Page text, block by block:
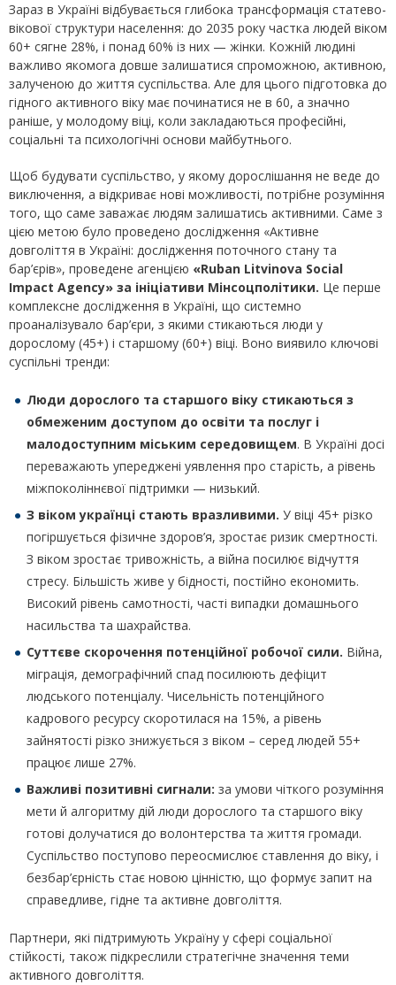
Зараз в Україні відбувається глибока трансформація статево-
вікової структури населення: до 2035 року частка людей віком
60+ сягне 28%, і понад 60% із них — жінки. Кожній людині
важливо якомога довше залишатися спроможною, активною,
залученою до життя суспільства. Але для цього підготовка до
гідного активного віку має починатися не в 60, а значно
раніше, у молодому віці, коли закладаються професійні,
соціальні та психологічні основи майбутнього.
Щоб будувати суспільство, у якому дорослішання не веде до
виключення, а відкриває нові можливості, потрібне розуміння
того, що саме заважає людям залишатись активними. Саме з
цією метою було проведено дослідження «Активне
довголіття в Україні: дослідження поточного стану та
бар’єрів», проведене агенцією «Ruban Litvinova Social
Impact Agenсy» за ініціативи Мінсоцполітики. Це перше
комплексне дослідження в Україні, що системно
проаналізувало бар’єри, з якими стикаються люди у
дорослому (45+) і старшому (60+) віці. Воно виявило ключові
суспільні тренди:
Люди дорослого та старшого віку стикаються з
обмеженим доступом до освіти та послуг і
малодоступним міським середовищем. В Україні досі
переважають упереджені уявлення про старість, а рівень
міжпоколіннєвої підтримки — низький.
З віком українці стають вразливими. У віці 45+ різко
погіршується фізичне здоров’я, зростає ризик смертності.
З віком зростає тривожність, а війна посилює відчуття
стресу. Більшість живе у бідності, постійно економить.
Високий рівень самотності, часті випадки домашнього
насильства та шахрайства.
Суттєве скорочення потенційної робочої сили. Війна,
міграція, демографічний спад посилюють дефіцит
людського потенціалу. Чисельність потенційного
кадрового ресурсу скоротилася на 15%, а рівень
зайнятості різко знижується з віком – серед людей 55+
працює лише 27%.
Важливі позитивні сигнали: за умови чіткого розуміння
мети й алгоритму дій люди дорослого та старшого віку
готові долучатися до волонтерства та життя громади.
Суспільство поступово переосмислює ставлення до віку, і
безбар’єрність стає новою цінністю, що формує запит на
справедливе, гідне та активне довголіття.
Партнери, які підтримують Україну у сфері соціальної
стійкості, також підкреслили стратегічне значення теми
активного довголіття.